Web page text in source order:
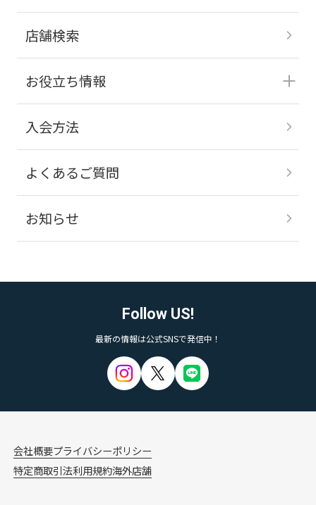
店舗検索
お役立ち情報
入会方法
よくあるご質問
お知らせ
Follow US!
最新の情報は公式SNSで発信中！
会社概要プライバシーポリシー
特定商取引法利用規約海外店舗